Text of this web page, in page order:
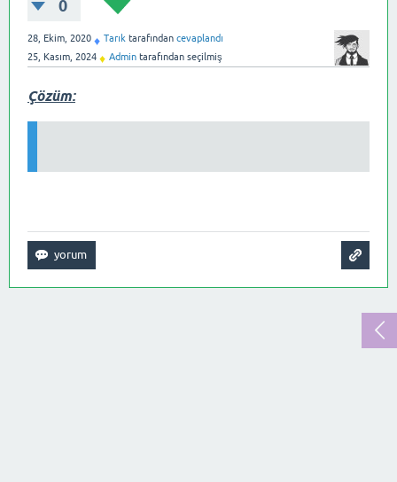
0
28, Ekim, 2020 ♦ Tarık tarafından cevaplandı
25, Kasım, 2024 ♦ Admin tarafından seçilmiş
Çözüm: